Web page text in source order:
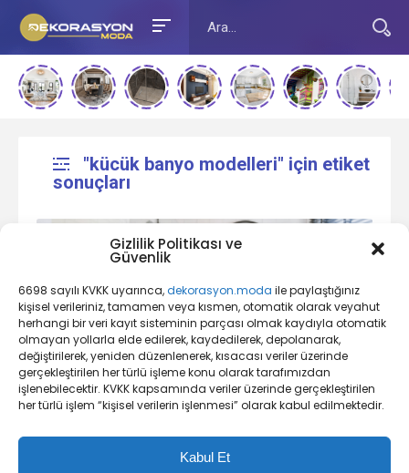
Gizlilik Politikası ve
Güvenlik
6698 sayılı KVKK uyarınca,dekorasyon.moda ile paylaştığınız
kişisel verileriniz, tamamen veya kısmen, otomatik olarak veyahut
herhangi bir veri kayıt sisteminin parçası olmak kaydıyla otomatik
olmayan yollarla elde edilerek, kaydedilerek, depolanarak,
değiştirilerek, yeniden düzenlenerek, kısacası veriler üzerinde
gerçekleştirilen her türlü işleme konu olarak tarafımızdan
işlenebilecektir. KVKK kapsamında veriler üzerinde gerçekleştirilen
her türlü işlem “kişisel verilerin işlenmesi” olarak kabul edilmektedir.
Kabul Et
"kücük banyo modelleri" için etiket
sonuçları
Banyo Dekorasyon Nedir?